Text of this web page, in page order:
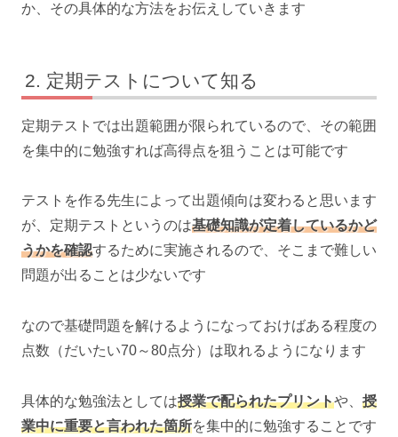
か、その具体的な方法をお伝えしていきます
定期テストについて知る
定期テストでは出題範囲が限られているので、その範囲
を集中的に勉強すれば高得点を狙うことは可能です
テストを作る先生によって出題傾向は変わると思います
が、定期テストというのは基礎知識が定着しているかど
うかを確認するために実施されるので、そこまで難しい
問題が出ることは少ないです
なので基礎問題を解けるようになっておけばある程度の
点数（だいたい70～80点分）は取れるようになります
具体的な勉強法としては授業で配られたプリントや、 授
業中に重要と言われた箇所を集中的に勉強することです